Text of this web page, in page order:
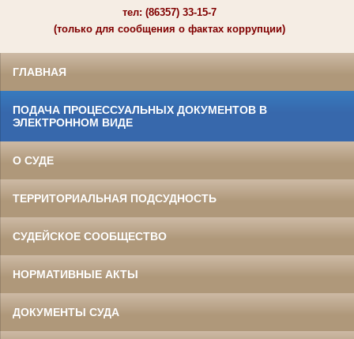
тел: (86357) 33-15-7
(только для сообщения о фактах коррупции)
ГЛАВНАЯ
ПОДАЧА ПРОЦЕССУАЛЬНЫХ ДОКУМЕНТОВ В
ЭЛЕКТРОННОМ ВИДЕ
О СУДЕ
ТЕРРИТОРИАЛЬНАЯ ПОДСУДНОСТЬ
СУДЕЙСКОЕ СООБЩЕСТВО
НОРМАТИВНЫЕ АКТЫ
ДОКУМЕНТЫ СУДА